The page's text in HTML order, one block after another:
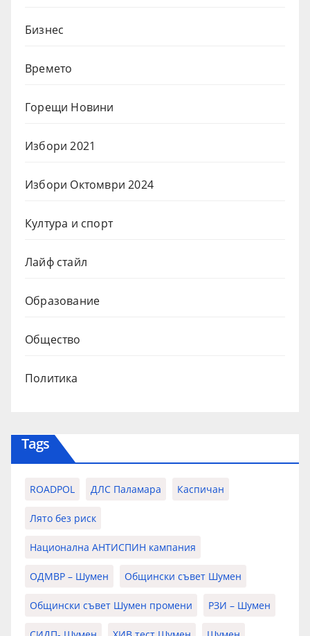
Бизнес
Времето
Горещи Новини
Избори 2021
Избори Октомври 2024
Култура и спорт
Лайф стайл
Образование
Общество
Политика
Tags
ROADPOL ДЛС Паламара Каспичан
Лято без риск
Национална АНТИСПИН кампания
ОДМВР – Шумен Общински съвет Шумен
Общински съвет Шумен промени РЗИ – Шумен